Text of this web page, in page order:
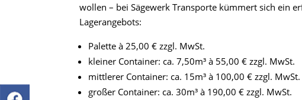
wollen – bei Sägewerk Transporte kümmert sich ein
Lagerangebots:
Palette à 25,00 € zzgl. MwSt.
kleiner Container: ca. 7,50m³ à 55,00 € zzgl. MwSt.
mittlerer Container: ca. 15m³ à 100,00 € zzgl. MwSt.
großer Container: ca. 30m³ à 190,00 € zzgl. MwSt.